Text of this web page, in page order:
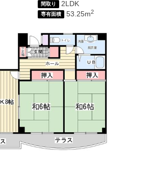
間取り 2LDK
専有面積 53.25m2